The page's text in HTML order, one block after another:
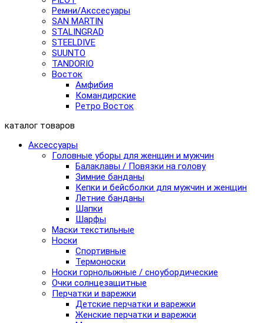
Pемни/Акссесуары
SAN MARTIN
STALINGRAD
STEELDIVE
SUUNTO
TANDORIO
Восток
Амфибия
Командирские
Ретро Восток
каталог товаров
Аксессуары
Головные уборы для женщин и мужчин
Балаклавы / Повязки на голову
Зимние банданы
Кепки и бейсболки для мужчин и женщин
Летние банданы
Шапки
Шарфы
Маски текстильные
Носки
Спортивные
Термоноски
Носки горнолыжные / сноубордические
Очки солнцезащитные
Перчатки и варежки
Детские перчатки и варежки
Женские перчатки и варежки